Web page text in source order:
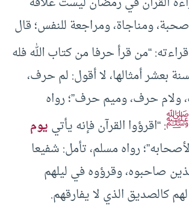
ومناجاة، ومراجعة للنفس؛ قال
“من قرأ حرفا من كتاب الله فله
بعشر أمثالها، لا أقول: لم حرف،
حرف، وميم حرف”؛ رواه
ﷺ: “اقرؤوا القرآن فإنه يأتييوم
رواه مسلم، تأمل: شفيعا
صاحبوه، وقرؤوه في ليلهم
كالصديق الذي لا يفارقهم.